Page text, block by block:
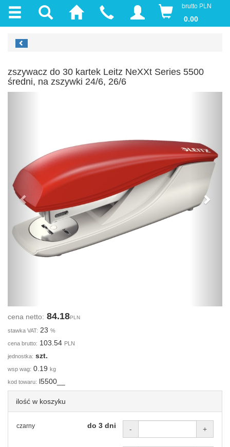
brutto PLN
0.00
zszywacz do 30 kartek Leitz NeXXt Series 5500
średni, na zszywki 24/6, 26/6
cena netto: 84.18PLN
stawka VAT: 23 %
cena brutto: 103.54 PLN
jednostka: szt.
wsp wag: 0.19 kg
kod towaru: l5500__
ilość w koszyku
czarny do 3 dni - +